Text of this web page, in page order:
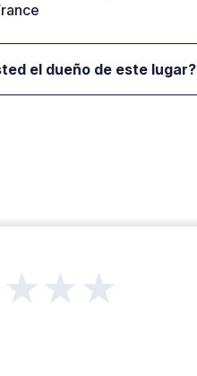
el dueño de este lugar?